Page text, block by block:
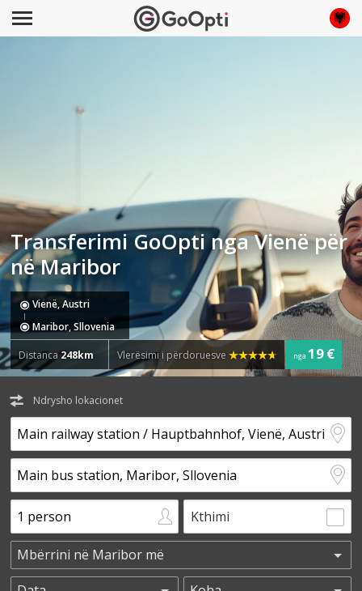
Transferimi GoOpti nga Vienë për
në Maribor
Vienë, Austri
Maribor, Sllovenia
Distanca248km Vlerësimi i përdoruesve nga 19 €
Ndrysho lokacionet
Kthimi